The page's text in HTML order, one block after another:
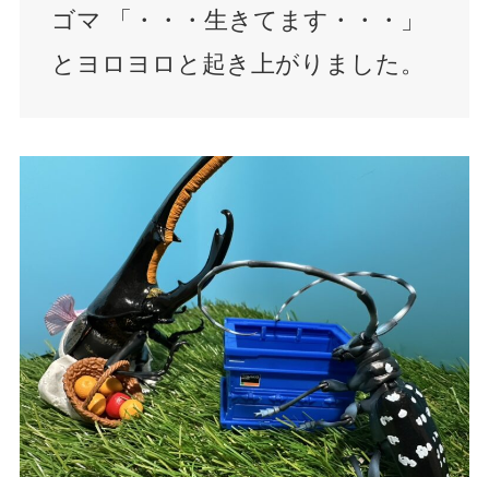
ゴマ 「・・・生きてます・・・」
とヨロヨロと起き上がりました。